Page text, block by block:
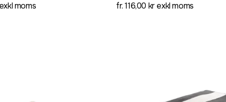
moms
fr. 116,00 kr exkl moms